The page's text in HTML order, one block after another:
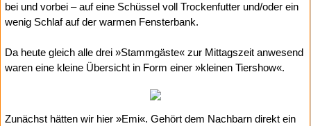
bei und vorbei – auf eine Schüssel voll Trockenfutter und/oder ein
wenig Schlaf auf der warmen Fensterbank.
Da heute gleich alle drei »Stammgäste« zur Mittagszeit anwesend
waren eine kleine Übersicht in Form einer »kleinen Tiershow«.
Zunächst hätten wir hier »Emi«. Gehört dem Nachbarn direkt ein